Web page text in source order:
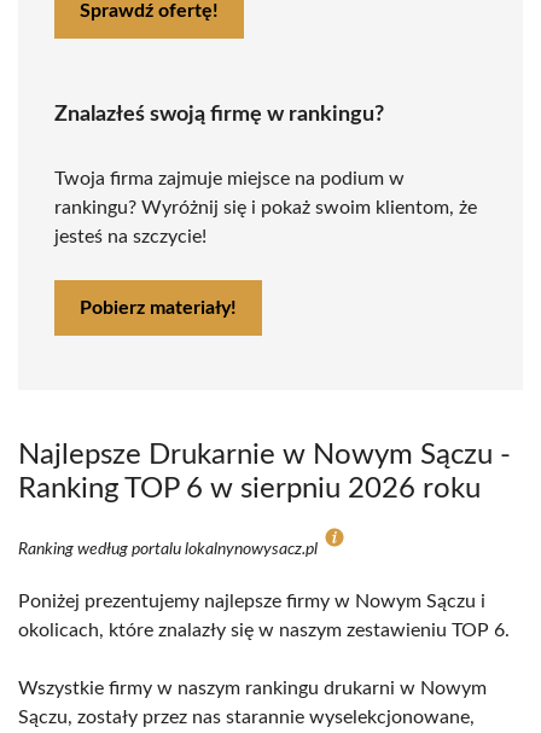
Sprawdź ofertę!
Znalazłeś swoją firmę w rankingu?
Twoja firma zajmuje miejsce na podium w
rankingu? Wyróżnij się i pokaż swoim klientom, że
jesteś na szczycie!
Pobierz materiały!
Najlepsze Drukarnie w Nowym Sączu -
Ranking TOP 6 w sierpniu 2026 roku
Ranking według portalu lokalnynowysacz.pl
Poniżej prezentujemy najlepsze firmy w Nowym Sączu i
okolicach, które znalazły się w naszym zestawieniu TOP 6.
Wszystkie firmy w naszym rankingu drukarni w Nowym
Sączu, zostały przez nas starannie wyselekcjonowane,